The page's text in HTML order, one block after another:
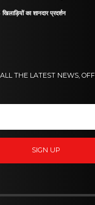
का शानदार प्रदर्शन
THE LATEST NEWS,
SIGN UP